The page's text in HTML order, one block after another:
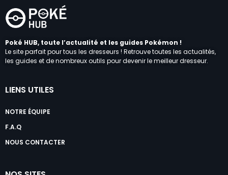
Poké HUB, toute l’actualité et les guides Pokémon !
Le site parfait pour tous les dresseurs ! Retrouve toutes les actualités,
les guides et de nombreux outils pour devenir le meilleur dresseur.
LIENS UTILES
NOTRE ÉQUIPE
F.A.Q
NOUS CONTACTER